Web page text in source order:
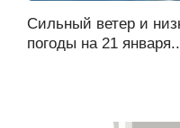
Сильный ветер и
погоды на 21